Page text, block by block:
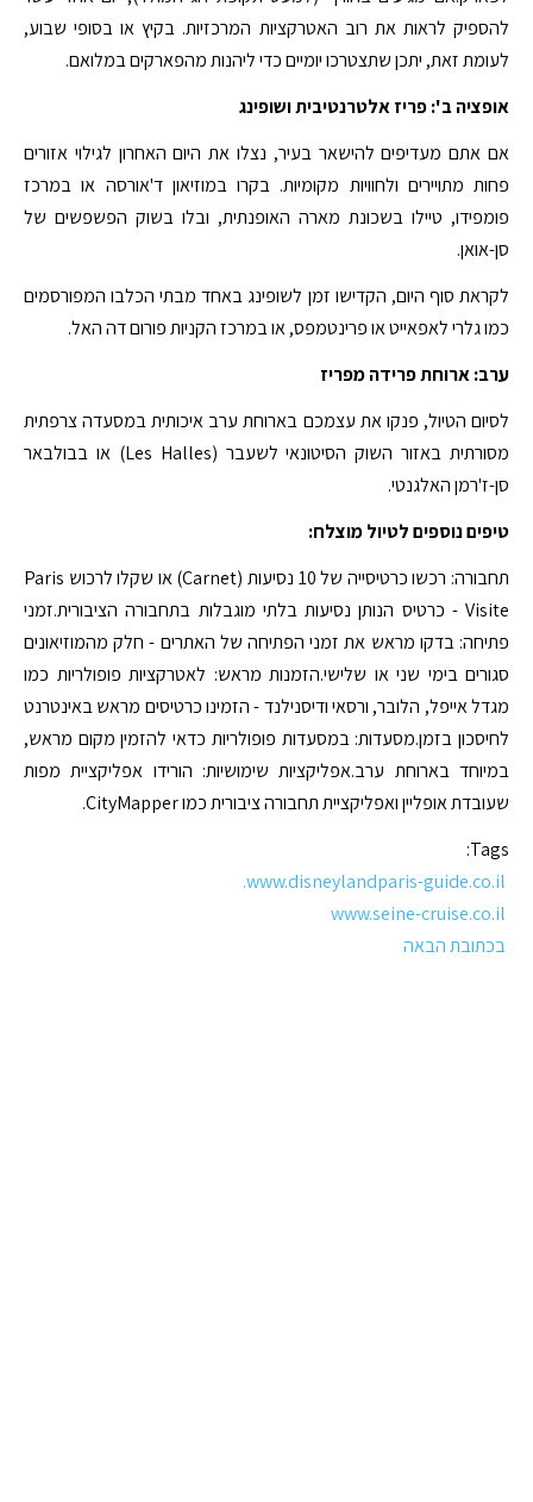
להספיק לראות את רוב האטרקציות המרכזיות. בקיץ או בסופי שבוע,
לעומת זאת, יתכן שתצטרכו יומיים כדי ליהנות מהפארקים במלואם.
אופציה ב': פריז אלטרנטיבית ושופינג
אם אתם מעדיפים להישאר בעיר, נצלו את היום האחרון לגילוי אזורים
פחות מתויירים ולחוויות מקומיות. בקרו במוזיאון ד'אורסה או במרכז
פומפידו, טיילו בשכונת מארה האופנתית, ובלו בשוק הפשפשים של
סן-אואן.
לקראת סוף היום, הקדישו זמן לשופינג באחד מבתי הכלבו המפורסמים
כמו גלרי לאפאייט או פרינטמפס, או במרכז הקניות פורום דה האל.
ערב: ארוחת פרידה מפריז
לסיום הטיול, פנקו את עצמכם בארוחת ערב איכותית במסעדה צרפתית
מסורתית באזור השוק הסיטונאי לשעבר (Les Halles) או בבולבאר
סן-ז'רמן האלגנטי.
טיפים נוספים לטיול מוצלח:
תחבורה: רכשו כרטיסייה של 10 נסיעות (Carnet) או שקלו לרכוש Paris
Visite - כרטיס הנותן נסיעות בלתי מוגבלות בתחבורה הציבורית.זמני
פתיחה: בדקו מראש את זמני הפתיחה של האתרים - חלק מהמוזיאונים
סגורים בימי שני או שלישי.הזמנות מראש: לאטרקציות פופולריות כמו
מגדל אייפל, הלובר, ורסאי ודיסנילנד - הזמינו כרטיסים מראש באינטרנט
לחיסכון בזמן.מסעדות: במסעדות פופולריות כדאי להזמין מקום מראש,
במיוחד בארוחת ערב.אפליקציות שימושיות: הורידו אפליקציית מפות
שעובדת אופליין ואפליקציית תחבורה ציבורית כמו CityMapper.
Tags:
www.disneylandparis-guide.co.il.
www.seine-cruise.co.il
בכתובת הבאה